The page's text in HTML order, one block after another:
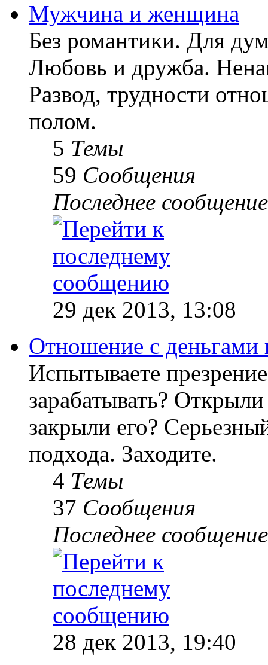
Мужчина и женщина
Без романтики. Для
Любовь и дружба.
Развод, трудности
полом.
5 Темы
59 Сообщения
Последнее сообщение
29 дек 2013, 13:08
Отношение с деньгами
Испытываете
зарабатывать?
закрыли его?
подхода. Заходите.
4 Темы
37 Сообщения
Последнее сообщение
28 дек 2013, 19:40